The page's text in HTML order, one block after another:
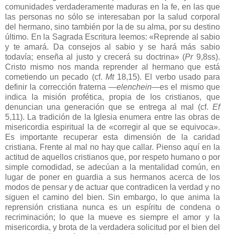
comunidades verdaderamente maduras en la fe, en las que
las personas no sólo se interesaban por la salud corporal
del hermano, sino también por la de su alma, por su destino
último. En la Sagrada Escritura leemos: «Reprende al sabio
y te amará. Da consejos al sabio y se hará más sabio
todavía; enseña al justo y crecerá su doctrina» (Pr9,8ss).
Cristo mismo nos manda reprender al hermano que está
cometiendo un pecado (cf. Mt18,15). El verbo usado para
definir la corrección fraterna —elenchein—es el mismo que
indica la misión profética, propia de los cristianos, que
denuncian una generación que se entrega al mal (cf. Ef
5,11). La tradición de la Iglesia enumera entre las obras de
misericordia espiritual la de «corregir al que se equivoca».
Es importante recuperar esta dimensión de la caridad
cristiana. Frente al mal no hay que callar. Pienso aquí en la
actitud de aquellos cristianos que, por respeto humano o por
simple comodidad, se adecúan a la mentalidad común, en
lugar de poner en guardia a sus hermanos acerca de los
modos de pensar y de actuar que contradicen la verdad y no
siguen el camino del bien. Sin embargo, lo que anima la
reprensión cristiana nunca es un espíritu de condena o
recriminación; lo que la mueve es siempre el amor y la
misericordia, y brota de la verdadera solicitud por el bien del